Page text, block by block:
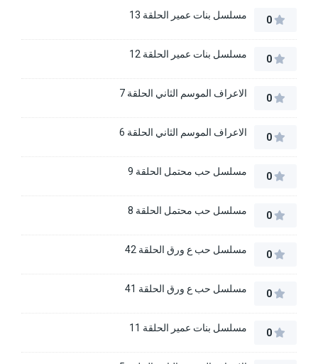
0 مسلسل بنات عمير الحلقة 13
0 مسلسل بنات عمير الحلقة 12
0 الاعراف الموسم الثاني الحلقة 7
0 الاعراف الموسم الثاني الحلقة 6
0 مسلسل حب محتمل الحلقة 9
0 مسلسل حب محتمل الحلقة 8
0 مسلسل حب ع ورق الحلقة 42
0 مسلسل حب ع ورق الحلقة 41
0 مسلسل بنات عمير الحلقة 11